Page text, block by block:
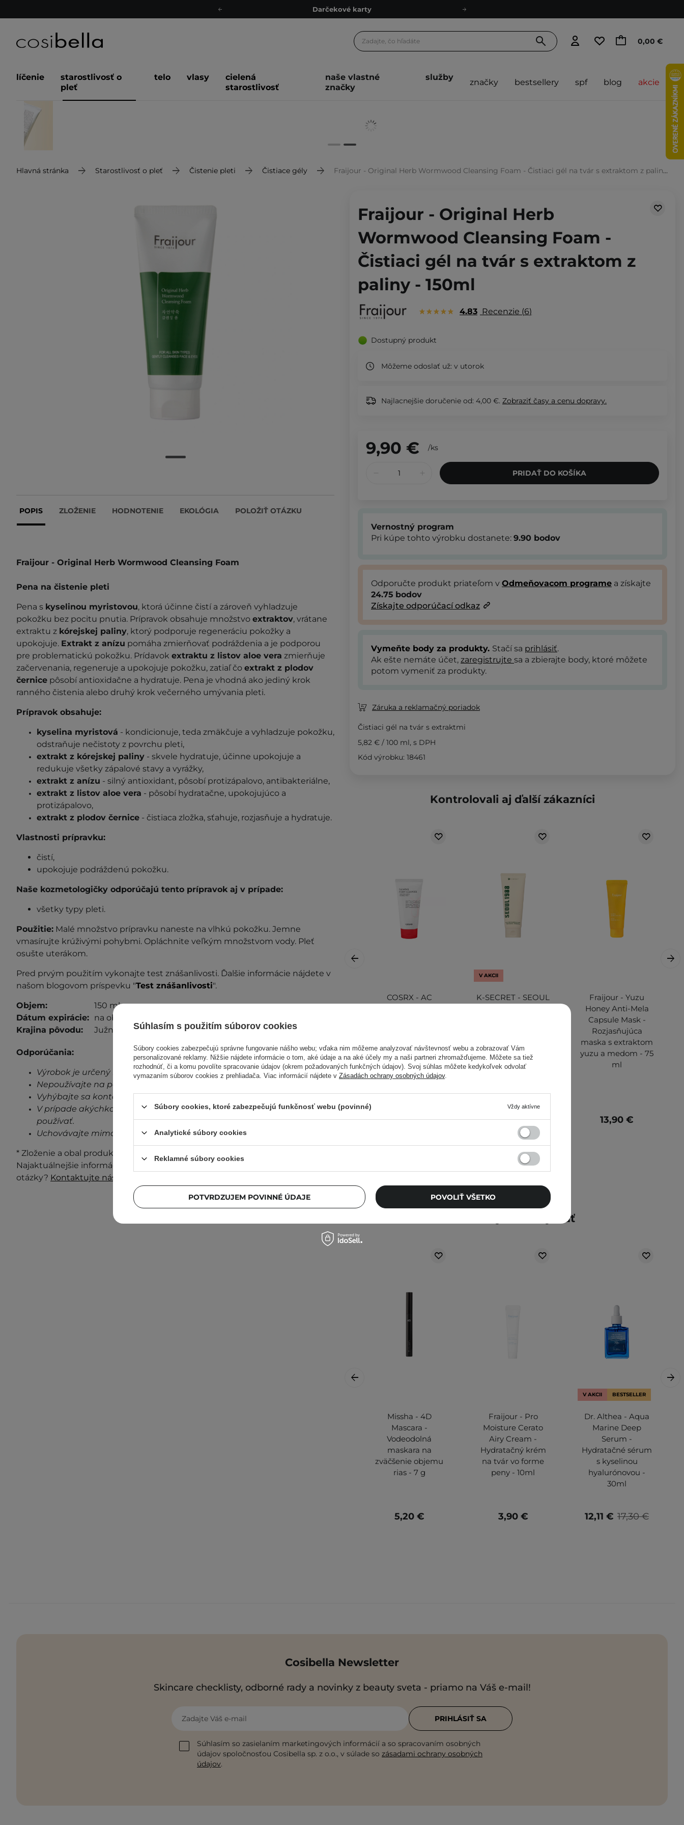
Darčekové karty
Odmeňovací program
Darčekové karty
0,00 €
líčenie
starostlivosť o
pleť
telo vlasy
cielená
starostlivosť
naše vlastné
značky
služby
značky bestsellery spf blog akcie
Hlavná stránka Starostlivosť o pleť Čistenie pleti Čistiace gély Fraijour - Original Herb Wormwood Cleansing Foam - Čistiaci gél na tvár s extraktom z paliny - 150ml
POPIS ZLOŽENIE HODNOTENIE EKOLÓGIA POLOŽIŤ OTÁZKU
Fraijour - Original Herb Wormwood Cleansing Foam
Pena na čistenie pleti
Pena s kyselinou myristovou, ktorá účinne čistí a zároveň vyhladzuje
pokožku bez pocitu pnutia. Prípravok obsahuje množstvo extraktov, vrátane
extraktu z kórejskej paliny, ktorý podporuje regeneráciu pokožky a
upokojuje. Extrakt z anízu pomáha zmierňovať podráždenia a je podporou
pre problematickú pokožku. Prídavok extraktu z listov aloe vera zmierňuje
začervenania, regeneruje a upokojuje pokožku, zatiaľ čo extrakt z plodov
černice pôsobí antioxidačne a hydratuje. Pena je vhodná ako jediný krok
ranného čistenia alebo druhý krok večerného umývania pleti.
Prípravok obsahuje:
kyselina myristová - kondicionuje, teda zmäkčuje a vyhladzuje pokožku,
odstraňuje nečistoty z povrchu pleti,
extrakt z kórejskej paliny - skvele hydratuje, účinne upokojuje a
redukuje všetky zápalové stavy a vyrážky,
extrakt z anízu - silný antioxidant, pôsobí protizápalovo, antibakteriálne,
extrakt z listov aloe vera - pôsobí hydratačne, upokojujúco a
protizápalovo,
extrakt z plodov černice - čistiaca zložka, sťahuje, rozjasňuje a hydratuje.
Vlastnosti prípravku:
čistí,
upokojuje podráždenú pokožku.
Naše kozmetologičky odporúčajú tento prípravok aj v prípade:
všetky typy pleti.
Použitie: Malé množstvo prípravku naneste na vlhkú pokožku. Jemne
vmasírujte krúživými pohybmi. Opláchnite veľkým množstvom vody. Pleť
osušte uterákom.
Pred prvým použitím vykonajte test znášanlivosti. Ďalšie informácie nájdete v
našom blogovom príspevku "Test znášanlivosti".
Objem:
150 ml
Dátum expirácie: na obale.
Krajina pôvodu:
Južná Kórea.
Odporúčania:
Výrobok je určený len na vonkajšie použitie.
Nepoužívajte na poškodenú pokožku.
Vyhýbajte sa kontaktu s očami.
V prípade akýchkoľvek známok podráždenia, prestaňte prípravok
používať.
Uchovávajte mimo dosahu detí.
* Zloženie a obal produktu môžu byť aktualizované a mierne sa líšiť.
Najaktuálnejšie informácie vždy nájdete na obale produktu. Máte nejaké
otázky? Kontaktujte nás.
Fraijour - Original Herb
Wormwood Cleansing Foam -
Čistiaci gél na tvár s extraktom z
paliny - 150ml
4.83 Recenzie 6
Dostupný produkt
Môžeme odoslať už: v utorok
Najlacnejšie doručenie od: 4,00 €. Zobraziť časy a cenu dopravy.
9,90 € /ks
PRIDAŤ DO KOŠÍKA
Vernostný program
Pri kúpe tohto výrobku dostanete: 9.90 bodov
Odporučte produkt priateľom v Odmeňovacom programe a získajte
24.75 bodov
Získajte odporúčací odkaz
Vymeňte body za produkty. Stačí sa prihlásiť.
Ak ešte nemáte účet, zaregistrujte sa a zbierajte body, ktoré môžete
potom vymeniť za produkty.
Záruka a reklamačný poriadok
Čistiaci gél na tvár s extraktmi
5,82 € / 100 ml, s DPH
Kód výrobku: 18461
Kontrolovali aj ďalší zákazníci
COSRX - AC
14,90 €
V AKCII
K-SECRET - SEOUL
tvár - 150ml
15,20 €
10,64 €
Fraijour - Yuzu
Honey Anti-Mela
Capsule Mask -
Rozjasňujúca
maska s extraktom
yuzu a medom - 75
ml
13,90 €
Mohlo by vás zaujímať
Missha - 4D
Mascara -
Vodeodolná
maskara na
zväčšenie objemu
rias - 7 g
5,20 €
Fraijour - Pro
Moisture Cerato
Airy Cream -
Hydratačný krém
na tvár vo forme
peny - 10ml
3,90 €
V AKCII BESTSELLER
Dr. Althea - Aqua
Marine Deep
Serum -
Hydratačné sérum
s kyselinou
hyalurónovou -
30ml
17,30 €
12,11 €
Cosibella Newsletter
Skincare checklisty, odborné rady a novinky z beauty sveta - priamo na Váš e-mail!
Zadajte Váš e-mail
Súhlasím so zasielaním marketingových informácií a so spracovaním osobných
údajov spoločnosťou Cosibella sp. z o.o., v súlade so zásadami ochrany osobných
údajov.
PRIHLÁSIŤ SA
Súhlasím s použitím súborov cookies
Súbory cookies zabezpečujú správne fungovanie nášho webu; vďaka nim môžeme analyzovať návštevnosť webu a zobrazovať Vám
personalizované reklamy. Nižšie nájdete informácie o tom, aké údaje a na aké účely my a naši partneri zhromažďujeme. Môžete sa tiež
rozhodnúť, či a komu povolíte spracovanie údajov (okrem požadovaných funkčných údajov). Svoj súhlas môžete kedykoľvek odvolať
vymazaním súborov cookies z prehliadača. Viac informácií nájdete v Zásadách ochrany osobných údajov.
Súbory cookies, ktoré zabezpečujú funkčnosť webu (povinné) Vždy aktívne
Analytické súbory cookies
Reklamné súbory cookies
POTVRDZUJEM POVINNÉ ÚDAJE POVOLIŤ VŠETKO